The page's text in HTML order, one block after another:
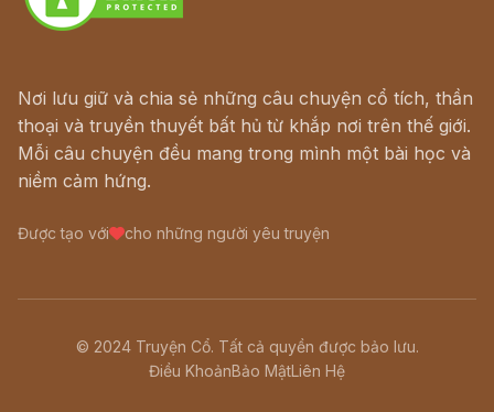
Nơi lưu giữ và chia sẻ những câu chuyện cổ tích, thần
thoại và truyền thuyết bất hủ từ khắp nơi trên thế giới.
Mỗi câu chuyện đều mang trong mình một bài học và
niềm cảm hứng.
Được tạo với cho những người yêu truyện
© 2024 Truyện Cổ. Tất cả quyền được bảo lưu.
Điều KhoảnBảo MậtLiên Hệ